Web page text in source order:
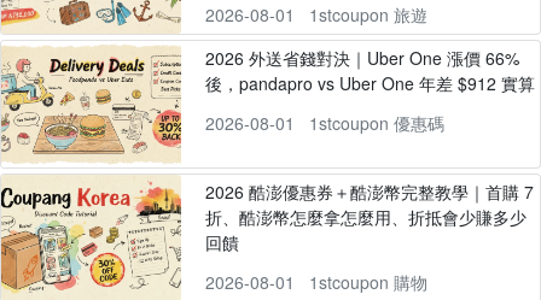
2026-08-01
1stcoupon 旅遊
2026 外送省錢對決｜Uber One 漲價 66%
後，pandapro vs Uber One 年差 $912 實算
2026-08-01
1stcoupon 優惠碼
2026 酷澎優惠券＋酷澎幣完整教學｜首購 7
折、酷澎幣怎麼拿怎麼用、折抵會少賺多少
回饋
2026-08-01
1stcoupon 購物